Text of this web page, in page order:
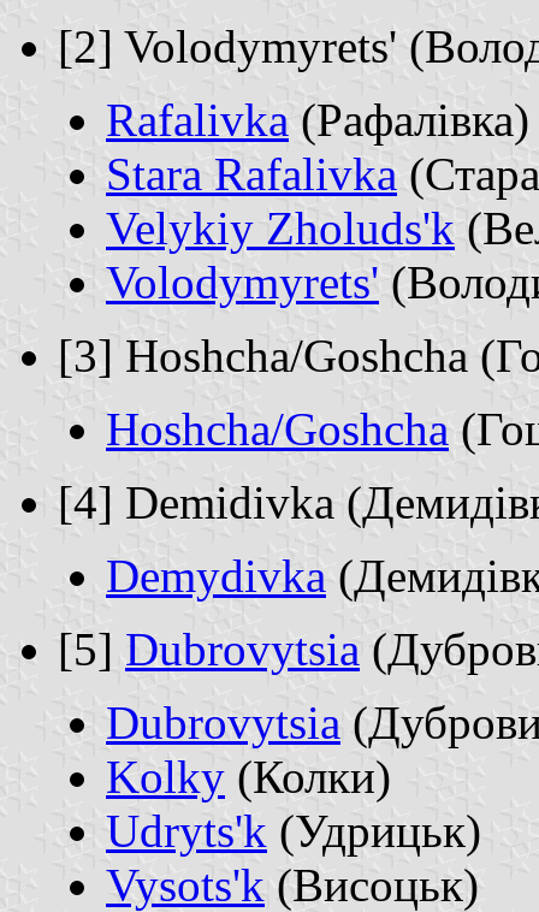
[2] Volodymyrets'
Rafalivka (Рафалівка)
Stara Rafalivka
Velykiy Zholuds'k
Volodymyrets'
[3] Hoshcha/Goshcha
Hoshcha/Goshcha
[4] Demidivka
Demydivka
[5] Dubrovytsia
Dubrovytsia
Kolky (Колки)
Udryts'k (Удрицьк)
Vysots'k (Висоцьк)